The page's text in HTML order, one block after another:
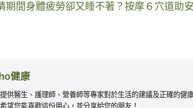
期間身體疲勞卻又睡不著？按摩６穴道助
健康
供醫生、護理師、營養師等專家對於生活的建議及正確的健
望您能喜歡這份用心，並分享給您的朋友！